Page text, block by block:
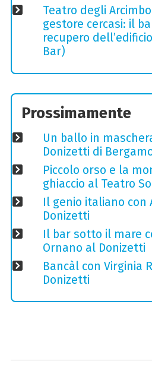
Teatro degli
gestore cercasi: il
recupero
Bar)
Prossimamente
Un ballo in
Donizetti di
Piccolo orso e la
ghiaccio al Teatro
Il genio italiano con
Donizetti
Il bar sotto il mare
Ornano al Donizetti
Bancàl con Virginia
Donizetti